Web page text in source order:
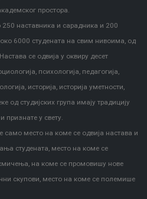
простора.
наставника и сарадника и 200
6000 студената на свим нивоима, од
се одвија у оквиру десет
психологија, педагогија,
историја, историја уметности,
од студијских група имају традицију
признате у свету.
само место на коме се одвија настава и
студената, место на коме се
на коме се промовишу нове
скупови, место на коме се полемише